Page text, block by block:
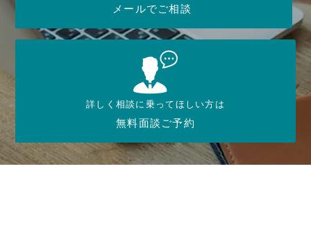
メールでご相談
詳しく相談に乗ってほしい方は
無料面談ご予約